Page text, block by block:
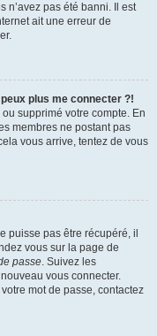
n’avez pas été banni. Il est
ait une erreur de
plus me connecter ?!
ou supprimé votre compte. En
membres ne postant pas
vous arrive, tentez de vous
puisse pas être récupéré, il
vous sur la page de
passe. Suivez les
vous connecter.
mot de passe, contactez